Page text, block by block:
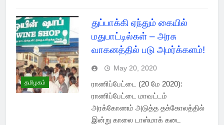
தமிழகம்
துப்பாக்கி ஏந்தும் கையில்
மதுபாட்டில்கள் – அரசு
வாகனத்தில் படு அமர்க்களம்!
May 20, 2020
ராணிப்பேட்டை (20 மே 2020):
ராணிப்பேட்டை மாவட்டம்
அரக்கோணம் அடுத்த தக்கோலத்தில்
இன்று காலை டாஸ்மாக் கடை